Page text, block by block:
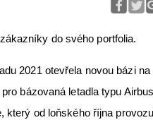
do svého portfolia.
2021 otevřela novou bázi na
bázovaná letadla typu Airbus
který od loňského října